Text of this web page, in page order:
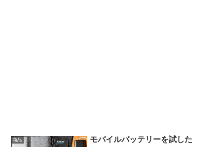
商品 モバイルバッテリーを試した